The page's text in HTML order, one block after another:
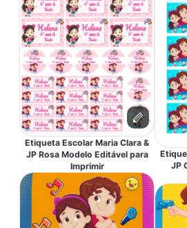
Etiqueta Escolar Maria Clara &
JP Rosa Modelo Editável para
Imprimir
JP